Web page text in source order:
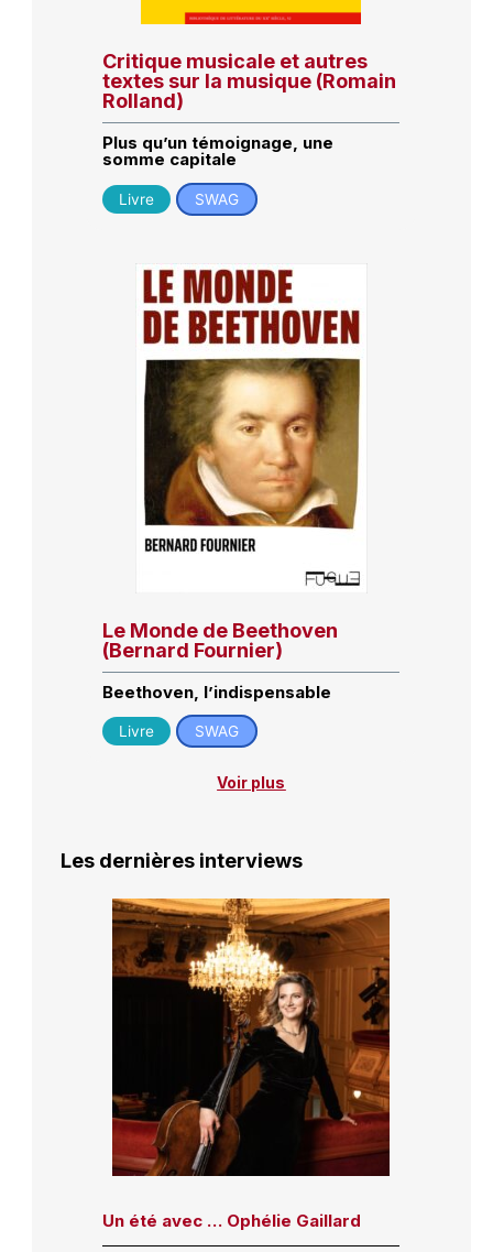
Critique musicale et autres
textes sur la musique (Romain
Rolland)
Plus qu’un témoignage, une
somme capitale
Livre SWAG
Le Monde de Beethoven
(Bernard Fournier)
Beethoven, l’indispensable
Livre SWAG
Voir plus
Les dernières interviews
Un été avec … Ophélie Gaillard